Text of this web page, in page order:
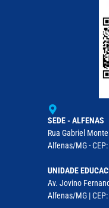
SEDE - ALFENAS
Rua Gabriel
Alfenas/MG -
UNIDADE
Av. Jovino
Alfenas/MG |